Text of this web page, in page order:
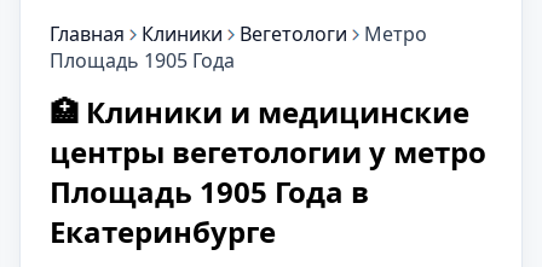
Главная Клиники Вегетологи
Метро
Площадь 1905 Года
🏥 Клиники и медицинские
центры вегетологии у метро
Площадь 1905 Года в
Екатеринбурге